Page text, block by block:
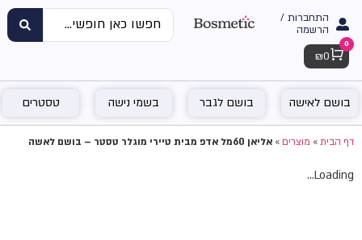
התחברות /
הרשמה
Cart
0
₪ 0
בושם לאישה בושם לגבר בשמי נישה טסטרים
דף הבית»מוצרים»אליאן 60מל אדפ מבית טיירי מוגלר טסטר – בושם לאשה
Loading...